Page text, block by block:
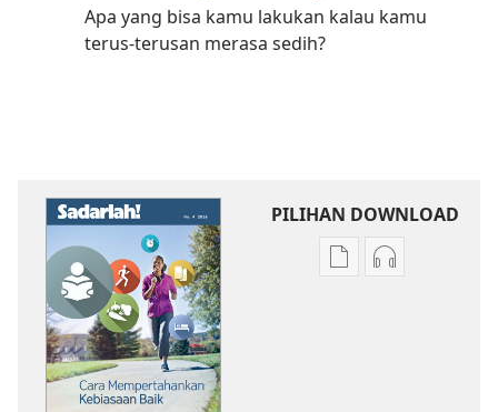
Apa yang bisa kamu lakukan kalau kamu
terus-terusan merasa sedih?
PILIHAN DOWNLOAD
PilihanPilihan